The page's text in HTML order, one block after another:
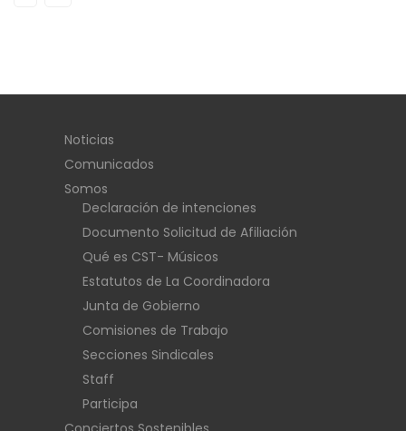
Noticias
Comunicados
Somos
Declaración de intenciones
Documento Solicitud de Afiliación
Qué es CST- Músicos
Estatutos de La Coordinadora
Junta de Gobierno
Comisiones de Trabajo
Secciones Sindicales
Staff
Participa